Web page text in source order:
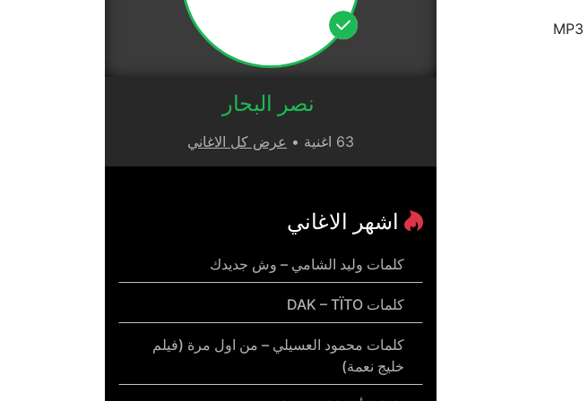
نصر البحار
63 اغنية • عرض كل الاغاني
اشهر الاغاني
كلمات وليد الشامي – وش جديدك
كلمات DAK – TÏTO
كلمات محمود العسيلي – من اول مرة (فيلم
خليج نعمة)